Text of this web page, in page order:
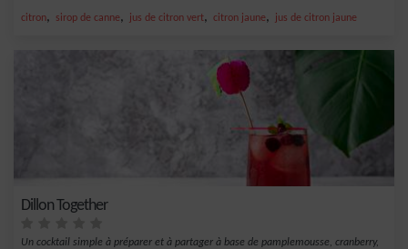
citron, sirop de canne, jus de citron vert, citron jaune, jus de citron jaune
Dillon Together
Un cocktail simple à préparer et à partager à base de pamplemousse, cranberry,